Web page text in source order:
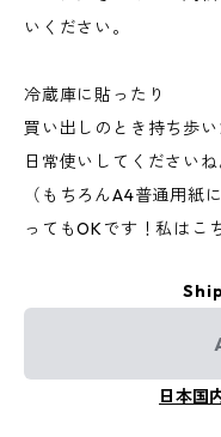
いください。
冷蔵庫に貼ったり
買い出しのとき持ち歩い
日常使いしてくださいね
（もちろんA4普通用紙
ってもOKです！私はこ
日本国